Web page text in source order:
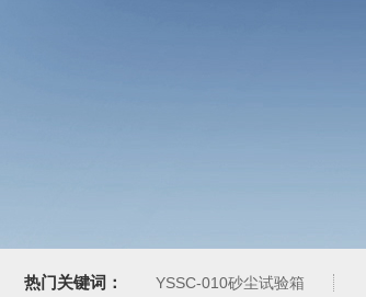
热门关键词： YSSC-010砂尘试验箱